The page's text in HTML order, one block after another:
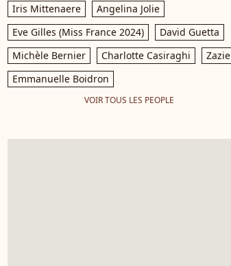
Iris Mittenaere
Angelina Jolie
Eve Gilles (Miss France 2024)
David Guetta
Michèle Bernier
Charlotte Casiraghi
Zazie
Emmanuelle Boidron
VOIR TOUS LES PEOPLE